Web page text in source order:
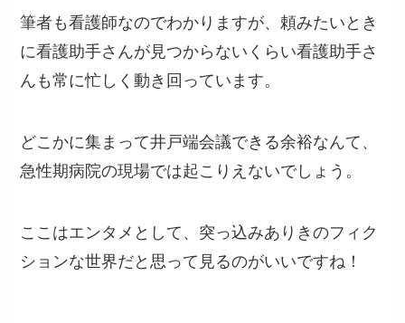
筆者も看護師なのでわかりますが、頼みたいとき
に看護助手さんが見つからないくらい看護助手さ
んも常に忙しく動き回っています。
どこかに集まって井戸端会議できる余裕なんて、
急性期病院の現場では起こりえないでしょう。
ここはエンタメとして、突っ込みありきのフィク
ションな世界だと思って見るのがいいですね！